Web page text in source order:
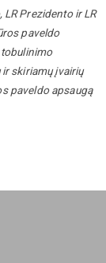
Prezidento ir LR
paveldo
skiriamų įvairių
paveldo apsaugą